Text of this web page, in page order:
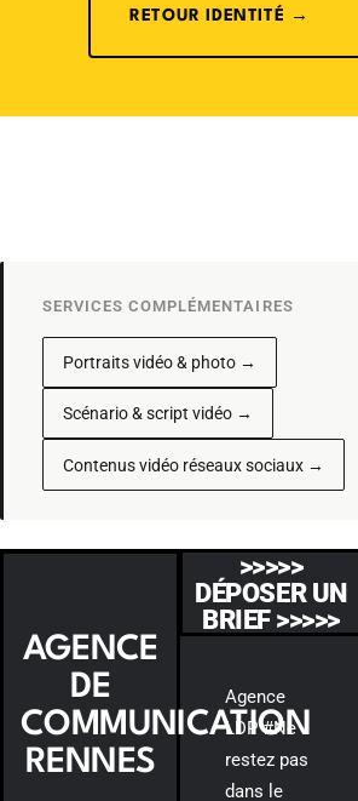
RETOUR IDENTITÉ →
SERVICES COMPLÉMENTAIRES
Portraits vidéo & photo →
Scénario & script vidéo →
Contenus vidéo réseaux sociaux →
AGENCE
DE
COMMUNICATION
RENNES
>>>>>
DÉPOSER UN
BRIEF >>>>>
Agence
LDP #Ne
restez pas
dans le